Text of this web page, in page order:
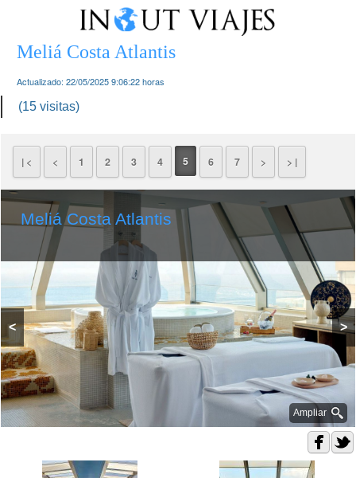
Meliá Costa Atlantis
Actualizado: 22/05/2025 9:06:22horas
(15 visitas)
| < < 1 2 3 4 5 6 7 > > |
Meliá Costa Atlantis
Ampliar
< >